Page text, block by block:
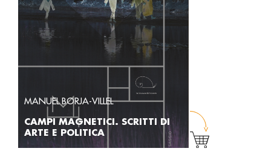
MANUEL BORJA-VILLEL
CAMPI MAGNETICI. SCRITTI DI
ARTE E POLITICA